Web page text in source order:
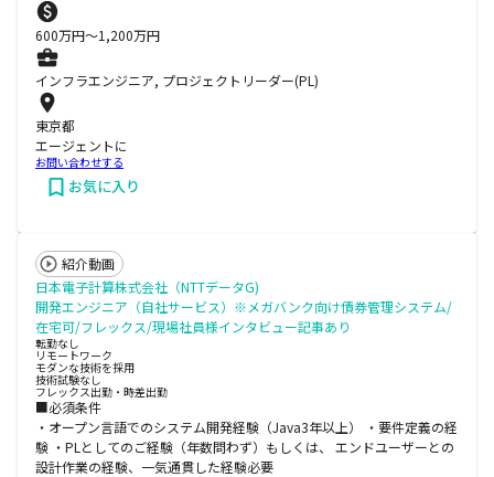
600万円〜1,200万円
インフラエンジニア, プロジェクトリーダー(PL)
東京都
エージェントに
お問い合わせする
お気に入り
紹介動画
日本電子計算株式会社（NTTデータG)
開発エンジニア（自社サービス）※メガバンク向け債券管理システム/
在宅可/フレックス/現場社員様インタビュー記事あり
転勤なし
リモートワーク
モダンな技術を採用
技術試験なし
フレックス出勤・時差出勤
■必須条件
・オープン言語でのシステム開発経験（Java3年以上） ・要件定義の経
験 ・PLとしてのご経験（年数問わず）もしくは、 エンドユーザーとの
設計作業の経験、一気通貫した経験必要